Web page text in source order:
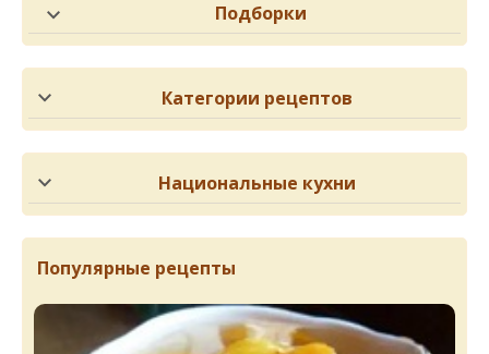
Подборки
Категории рецептов
Национальные кухни
Популярные рецепты